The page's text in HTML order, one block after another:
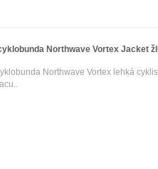
Northwave Vortex Jacket
Northwave Vortex lehká